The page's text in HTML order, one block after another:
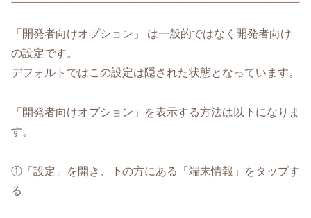
「開発者向けオプション」 は一般的ではなく開発者向け
の設定です。
デフォルトではこの設定は隠された状態となっています。
「開発者向けオプション」を表示する方法は以下になりま
す。
①「設定」を開き、下の方にある「端末情報」をタップす
る